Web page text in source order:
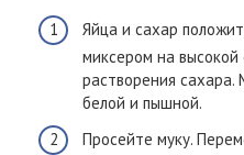
Яйца и сахар
миксером на
растворения сахара.
белой и пышной.
Просейте муку.